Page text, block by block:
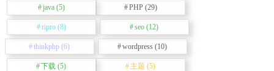
java(5) PHP(29)
ripro(8) seo (12)
thinkphp (6) wordpress (10)
下载 (5) 主题 (5)